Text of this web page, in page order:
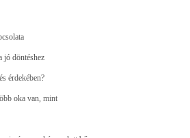
jó döntéshez
érdekében?
oka van, mint